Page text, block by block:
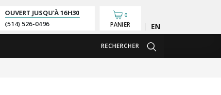
OUVERT JUSQU'À16H30
(514) 526-0496
0
PANIER English
RECHERCHER